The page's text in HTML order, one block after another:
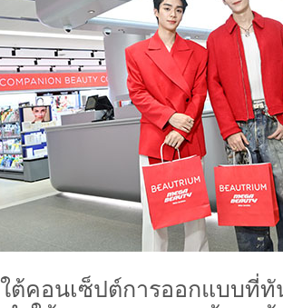
ต้คอนเซ็ปต์การออกแบบที่